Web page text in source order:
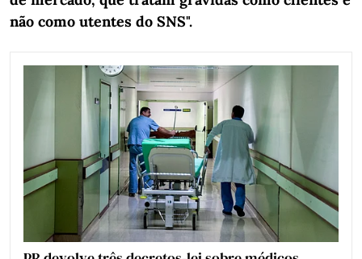
não como utentes do SNS".